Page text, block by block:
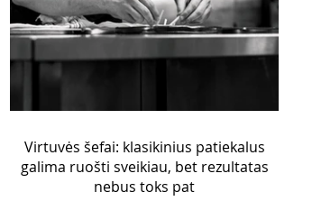
Virtuvės šefai: klasikinius patiekalus
galima ruošti sveikiau, bet rezultatas
nebus toks pat